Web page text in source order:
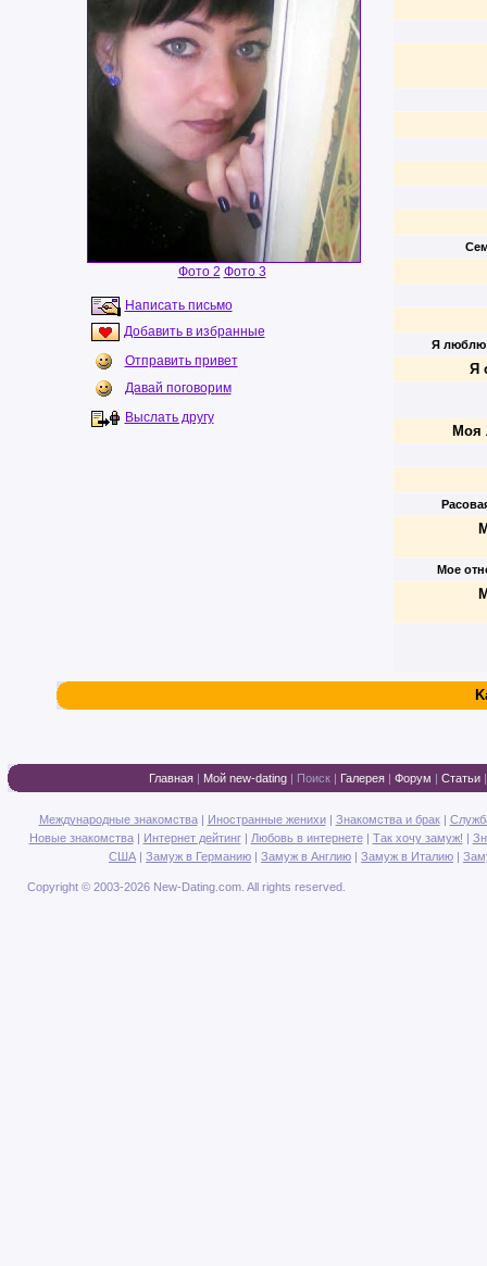
Фото 2 Фото 3
Написать письмо
Добавить в избранные
Отправить привет
Давай поговорим
Выслать другу
Я люблю
Я
Моя
Мое
Главная | Мой new-dating | Поиск | Галерея | Форум | Статьи
Международные знакомства| Иностранные женихи| Знакомства и брак|
Новые знакомства| Интернет дейтинг| Любовь в интернете| Так хочу замуж! |
США | Замуж в Германию | Замуж в Англию | Замуж в Италию |
Copyright © 2003-2026 New-Dating.com. All rights reserved.